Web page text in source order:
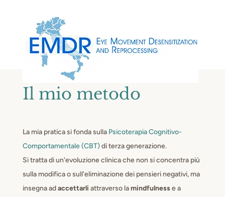
Il mio metodo
La mia pratica si fonda sulla Psicoterapia Cognitivo-
Comportamentale (CBT)di terza generazione.
Si tratta di un'evoluzione clinica che non si concentra più
sulla modifica o sull'eliminazione dei pensieri negativi, ma
insegna adaccettarli attraverso lamindfulnesse a